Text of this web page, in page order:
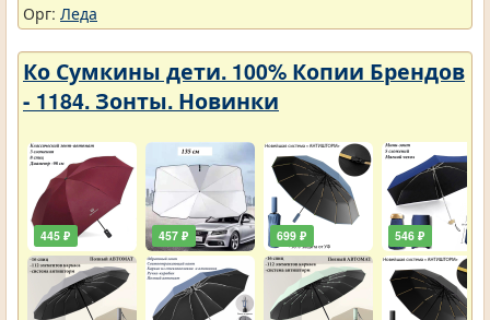
Орг: Леда
Ко Сумкины дети. 100% Копии Брендов
- 1184. Зонты. Новинки
445 ₽ 457 ₽ 699 ₽ 546 ₽